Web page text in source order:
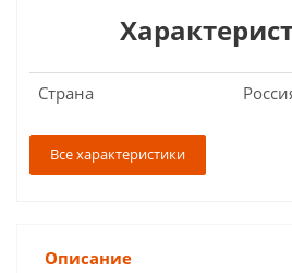
Страна
Все характеристики
Описание